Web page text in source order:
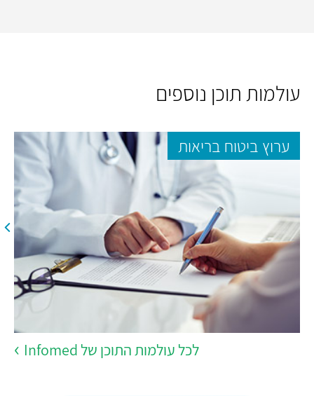
עולמות תוכן נוספים
ערוץ ביטוח בריאות
לכל עולמות התוכן של Infomed